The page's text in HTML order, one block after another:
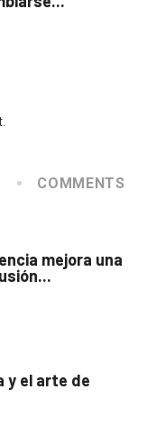
COMMENTS
mejora una
y el arte de